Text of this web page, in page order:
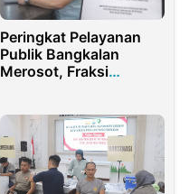
Peringkat Pelayanan
Publik Bangkalan
Merosot, Fraksi